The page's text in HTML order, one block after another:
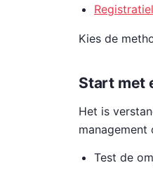
Kies de
Start met
Het is
management
Test de